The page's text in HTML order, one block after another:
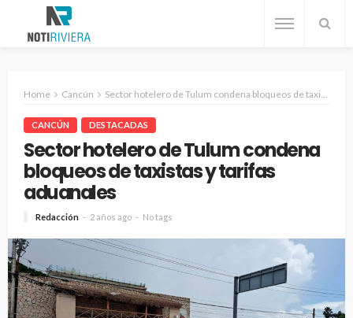
Home Cancún Sector hotelero de Tulum condena bloqueos de taxistas y tarifas aduanales
CANCÚN DESTACADAS
Sector hotelero de Tulum condena
bloqueos de taxistas y tarifas
aduanales
Redacción 2 años ago No tags